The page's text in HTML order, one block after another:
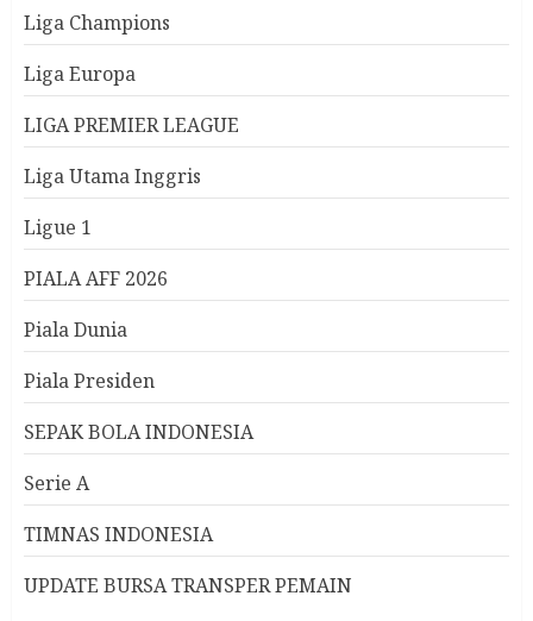
Liga Champions
Liga Europa
LIGA PREMIER LEAGUE
Liga Utama Inggris
Ligue 1
PIALA AFF 2026
Piala Dunia
Piala Presiden
SEPAK BOLA INDONESIA
Serie A
TIMNAS INDONESIA
UPDATE BURSA TRANSPER PEMAIN